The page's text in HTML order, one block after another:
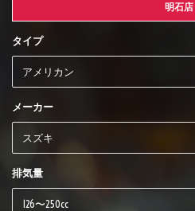
明石店
タイプ
メーカー
排気量